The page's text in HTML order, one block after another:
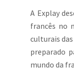
A Explay
francês no
culturais
preparado
mundo da